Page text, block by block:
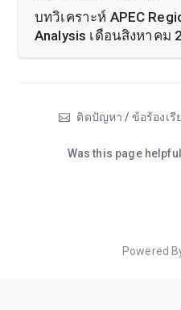
บทวิเคราะห์ APEC
Analysis เดือนสิงหาคม
ติดปัญหา / ข้อร้องเรี
Was this page
Powered